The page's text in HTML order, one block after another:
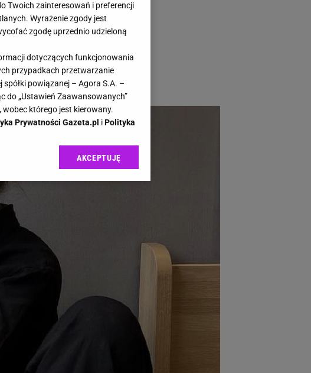
Polki. Ponadczasowa
ten model to bezpieczna
Twoich zainteresowań i preferencji
Wyrażenie zgody jest
zgodę uprzednio udzieloną
dotyczących funkcjonowania
przypadkach przetwarzanie
powiązanej – Agora S.A. –
do „Ustawień Zaawansowanych”
którego jest kierowany.
Prywatności Gazeta.pl iPolityka
Gazeta.pl sp. z o.o., jej
przetwarzania danych poprzez
Zmiana ustawień
celach:
do celów identyfikacji.
i treści, pomiar reklam i treści,
AKCEPTUJĘ